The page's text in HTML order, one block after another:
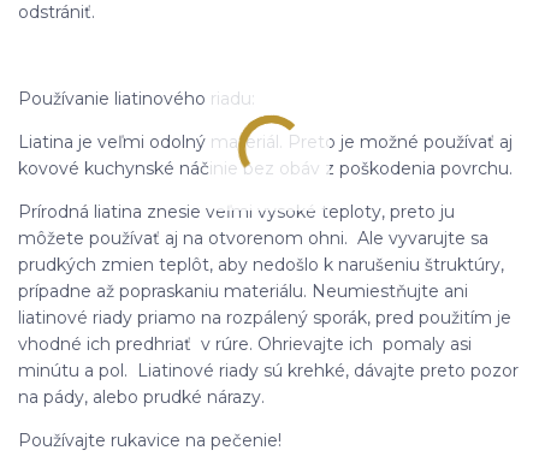
odstrániť.
Používanie liatinového riadu:
Liatina je veľmi odolný materiál. Preto je možné používať aj
kovové kuchynské náčinie bez obáv z poškodenia povrchu.
Prírodná liatina znesie veľmi vysoké teploty, preto ju
môžete používať aj na otvorenom ohni. Ale vyvarujte sa
prudkých zmien teplôt, aby nedošlo k narušeniu štruktúry,
prípadne až popraskaniu materiálu. Neumiestňujte ani
liatinové riady priamo na rozpálený sporák, pred použitím je
vhodné ich predhriať v rúre. Ohrievajte ich pomaly asi
minútu a pol. Liatinové riady sú krehké, dávajte preto pozor
na pády, alebo prudké nárazy.
Používajte rukavice na pečenie!